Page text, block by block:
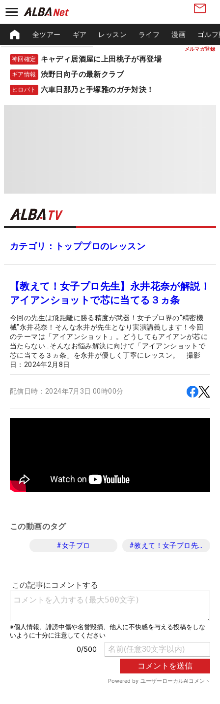
メルマガ登録
全ツアー ギア レッスン ライフ 漫画 ゴル
神回確定 キャディ居酒屋に上田桃子が再登場
ギア情報 渋野日向子の最新クラブ
ヒロバト 六車日那乃と手塚雅のガチ対決！
カテゴリ：トッププロのレッスン
【教えて！女子プロ先生】永井花奈が解説！
アイアンショットで芯に当てる３ヵ条
今回の先生は飛距離に勝る精度が武器！女子プロ界の“精密機
械”永井花奈！そんな永井が先生となり実演講義します！今回
のテーマは「アイアンショット」。どうしてもアイアンが芯に
当たらない…そんなお悩み解決に向けて「アイアンショットで
芯に当てる３ヵ条」を永井が優しく丁寧にレッスン。 撮影
日：2024年2月8日
配信日時： 2024年7月3日 00時00分
この動画のタグ
#女子プロ #教えて！女子プロ先生